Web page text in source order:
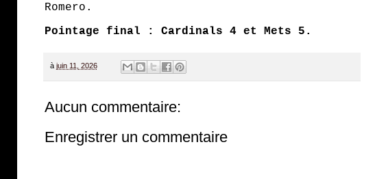
Romero.
Pointage final : Cardinals 4 et Mets 5.
à juin 11, 2026
Aucun commentaire:
Enregistrer un commentaire